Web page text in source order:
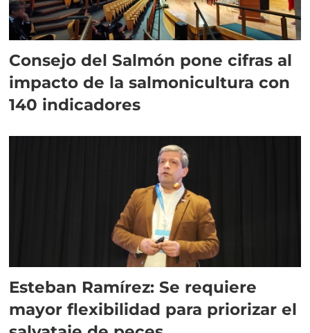
Consejo del Salmón pone cifras al
impacto de la salmonicultura con
140 indicadores
Esteban Ramírez: Se requiere
mayor flexibilidad para priorizar el